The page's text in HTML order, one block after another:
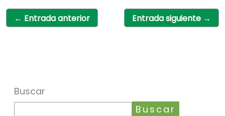
← Entrada anterior Entrada siguiente →
Buscar
Buscar